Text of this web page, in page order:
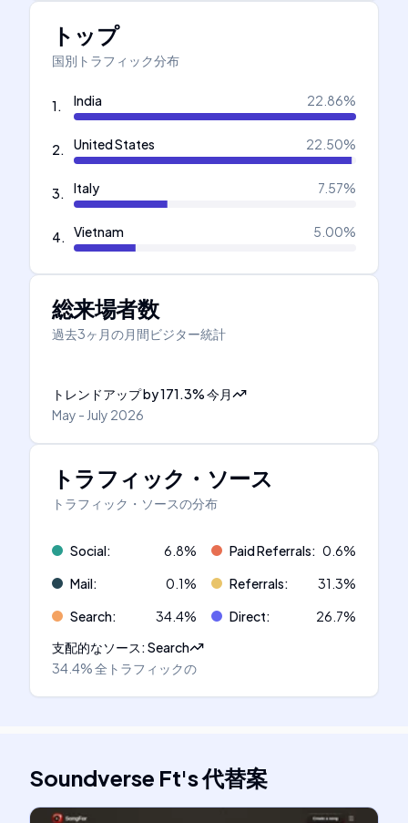
トップ
国別トラフィック分布
1. India 22.86%
2. United States 22.50%
3. Italy 7.57%
4. Vietnam 5.00%
総来場者数
過去3ヶ月の月間ビジター統計
トレンドアップby171.3%今月
May - July 2026
トラフィック・ソース
トラフィック・ソースの分布
Social: 6.8% Paid Referrals: 0.6%
Mail: 0.1% Referrals: 31.3%
Search: 34.4% Direct: 26.7%
支配的なソース:Search
34.4%全トラフィックの
Soundverse Ft's代替案